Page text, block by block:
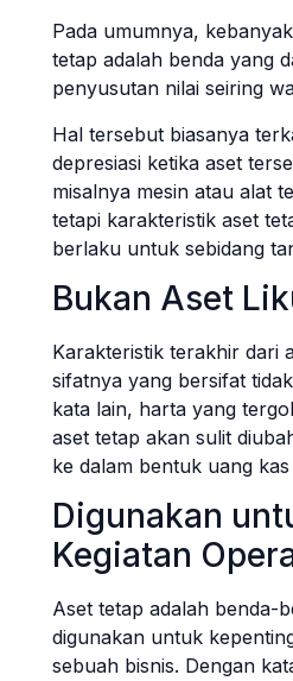
Pada umumnya,
tetap adalah benda yang
penyusutan nilai seiring
Hal tersebut biasanya
depresiasi ketika aset
misalnya mesin atau alat
tetapi karakteristik aset
berlaku untuk sebidang
Bukan Aset
Karakteristik terakhir dari
sifatnya yang bersifat
kata lain, harta yang
aset tetap akan sulit
ke dalam bentuk uang
Digunakan
Kegiatan
Aset tetap adalah benda-
digunakan untuk
sebuah bisnis. Dengan